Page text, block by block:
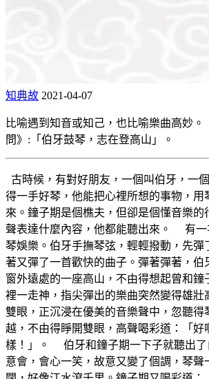
知典故 2021-04-07
比喻遇到知音或知己，也比喻樂曲高妙
問》:「伯牙鼓琴，志在登高山」。
古時候，有對好朋友，一個叫伯牙，一
得一手好琴，他能把心裡所想的事物，用
來。鐘子期是個樵夫，但卻是個懂音樂的
聲表達什麼內容，他都能聽出來。 有一
琴娛樂。伯牙手撫琴弦，輕輕撥動，先彈
著又彈了一首歡快的曲子。彈著彈著，伯
窗外遠處的一座高山，不由得想起曾和鐘
裡一走神，指尖彈出的樂曲突然變得雄壯
雙眼，正沉浸在優美的音樂聲中，忽聽得
越，不由得睜開雙眼，高聲喝彩道：「好
樣！」。 伯牙和鐘子期一下子就聽出了
意會，會心一笑，故意又變了個調，琴聲